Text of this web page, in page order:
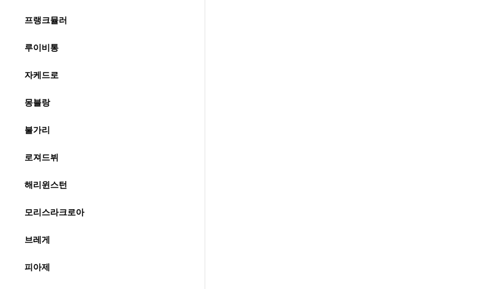
프랭크뮬러
루이비통
자케드로
몽블랑
불가리
로져드뷔
해리윈스턴
모리스라크로아
브레게
피아제